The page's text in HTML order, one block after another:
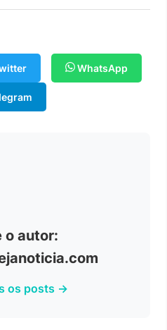
WhatsApp
o autor:
os posts →